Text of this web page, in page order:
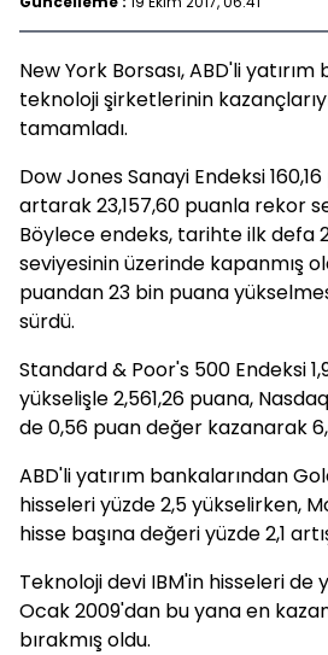
New York Borsası, ABD'li yatırım
teknoloji şirketlerinin
tamamladı.
Dow Jones Sanayi Endeksi
artarak 23,157,60 puanla rekor
Böylece endeks, tarihte ilk defa
seviyesinin üzerinde kapanmış
puandan 23 bin puana
sürdü.
Standard & Poor's 500 Endeksi
yükselişle 2,561,26 puana,
de 0,56 puan değer kazanarak
ABD'li yatırım bankalarından
hisseleri yüzde 2,5 yükselirken,
hisse başına değeri yüzde 2,1
Teknoloji devi IBM'in hisseleri de
Ocak 2009'dan bu yana en
bırakmış oldu.